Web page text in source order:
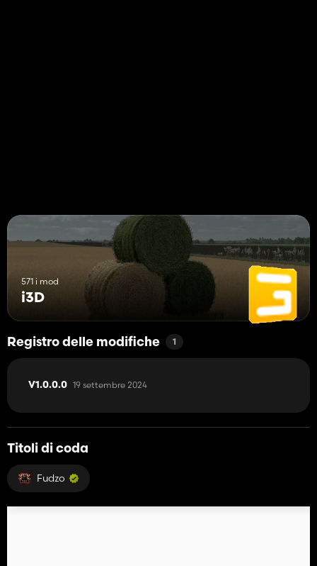
571 i mod
i3D
Registro delle modifiche 1
V1.0.0.0 19 settembre 2024
Titoli di coda
Fudzo